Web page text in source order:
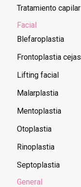
Tratamiento capilar
Facial
Blefaroplastia
Frontoplastia cejas
Lifting facial
Malarplastia
Mentoplastia
Otoplastia
Rinoplastia
Septoplastia
General